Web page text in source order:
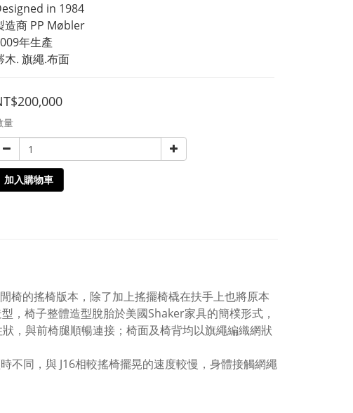
in 1984
造商 PP Møbler
年生產
木. 旗繩.布面
量
加入購物車
椅的搖椅版本，除了加上搖擺椅橇在扶手上也將原本
，椅子整體造型脫胎於美國Shaker家具的簡樸形式，
，與前椅腿順暢連接；椅面及椅背均以旗繩編織網狀
不同，與 J16相較搖椅擺晃的速度較慢，身體接觸網繩